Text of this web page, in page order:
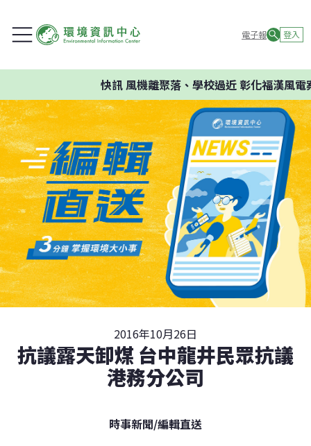
電子報 登入
快訊風機離聚落、學校過近 彰化福漢風電
2016年10月26日
抗議露天卸煤 台中龍井民眾抗議
港務分公司
時事新聞/編輯直送